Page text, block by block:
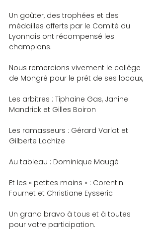
Un goûter, des trophées et des
médailles offerts par le Comité du
Lyonnais ont récompensé les
champions.
Nous remercions vivement le collège
de Mongré pour le prêt de ses locaux,
Les arbitres : Tiphaine Gas, Janine
Mandrick et Gilles Boiron
Les ramasseurs : Gérard Varlot et
Gilberte Lachize
Au tableau : Dominique Maugé
Et les « petites mains » : Corentin
Fournet et Christiane Eysseric
Un grand bravo à tous et à toutes
pour votre participation.